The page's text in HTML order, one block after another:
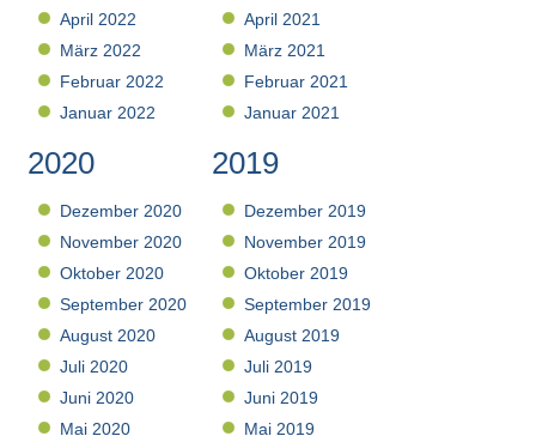
April 2022
März 2022
Februar 2022
Januar 2022
April 2021
März 2021
Februar 2021
Januar 2021
2020
Dezember 2020
November 2020
Oktober 2020
September 2020
August 2020
Juli 2020
Juni 2020
Mai 2020
2019
Dezember 2019
November 2019
Oktober 2019
September 2019
August 2019
Juli 2019
Juni 2019
Mai 2019